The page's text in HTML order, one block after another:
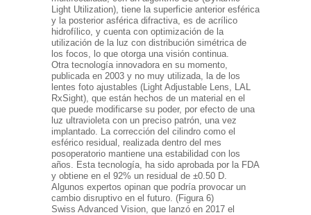
Light Utilization), tiene la superficie anterior esférica
y la posterior asférica difractiva, es de acrílico
hidrofílico, y cuenta con optimización de la
utilización de la luz con distribución simétrica de
los focos, lo que otorga una visión continua.
Otra tecnología innovadora en su momento,
publicada en 2003 y no muy utilizada, la de los
lentes foto ajustables (Light Adjustable Lens, LAL
RxSight), que están hechos de un material en el
que puede modificarse su poder, por efecto de una
luz ultravioleta con un preciso patrón, una vez
implantado. La corrección del cilindro como el
esférico residual, realizada dentro del mes
posoperatorio mantiene una estabilidad con los
años. Esta tecnología, ha sido aprobada por la FDA
y obtiene en el 92% un residual de ±0.50 D.
Algunos expertos opinan que podría provocar un
cambio disruptivo en el futuro. (Figura 6)
Swiss Advanced Vision, que lanzó en 2017 el